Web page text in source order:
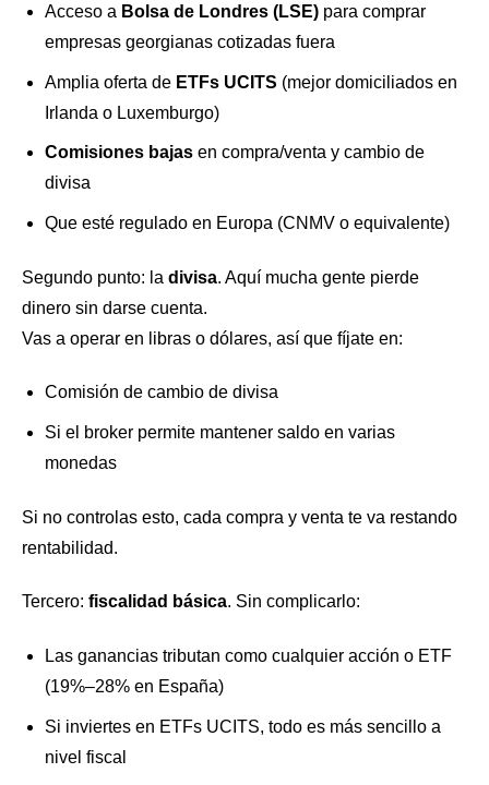
Acceso a Bolsa de Londres (LSE)para comprar
empresas georgianas cotizadas fuera
Amplia oferta de ETFs UCITS (mejor domiciliados en
Irlanda o Luxemburgo)
Comisiones bajasen compra/venta y cambio de
divisa
Que esté regulado en Europa (CNMV o equivalente)
Segundo punto: la divisa. Aquí mucha gente pierde
dinero sin darse cuenta.
Vas a operar en libras o dólares, así que fíjate en:
Comisión de cambio de divisa
Si el broker permite mantener saldo en varias
monedas
Si no controlas esto, cada compra y venta te va restando
rentabilidad.
Tercero: fiscalidad básica. Sin complicarlo:
Las ganancias tributan como cualquier acción o ETF
(19%–28% en España)
Si inviertes en ETFs UCITS, todo es más sencillo a
nivel fiscal